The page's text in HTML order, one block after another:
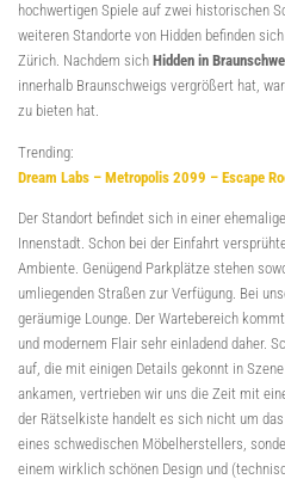
hochwertigen Spiele auf zwei historischen
weiteren Standorte von Hidden befinden
Zürich. Nachdem sich Hidden in
innerhalb Braunschweigs vergrößert hat,
zu bieten hat.
Trending:
Dream Labs – Metropolis 2099 – Escape
Der Standort befindet sich in einer
Innenstadt. Schon bei der Einfahrt
Ambiente. Genügend Parkplätze stehen
umliegenden Straßen zur Verfügung. Bei
geräumige Lounge. Der Wartebereich
und modernem Flair sehr einladend daher.
auf, die mit einigen Details gekonnt in
ankamen, vertrieben wir uns die Zeit mit
der Rätselkiste handelt es sich nicht um
eines schwedischen Möbelherstellers,
einem wirklich schönen Design und